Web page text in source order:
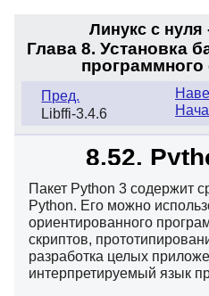
Линукс с нуля
Глава 8. Установка
программного
Пред.
Libffi-3.4.6
8.52.
Пакет Python 3 содержит
Python. Его можно
ориентированного
скриптов,
разработка целых
интерпретируемый язык